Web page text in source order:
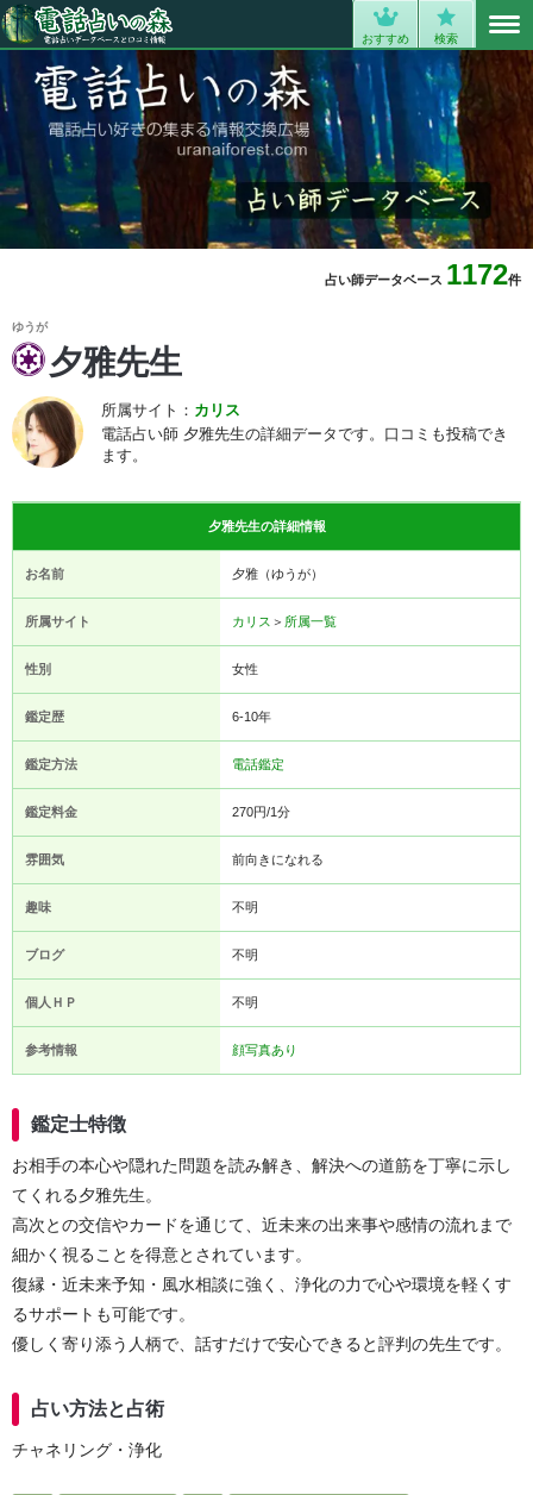
おすすめ 検索
占い師データベース 1172件
ゆうが
夕雅先生
所属サイト： カリス
電話占い師 夕雅先生の詳細データです。口コミも投稿でき
ます。
夕雅先生の詳細情報
お名前 夕雅（ゆうが）
所属サイト カリス ＞ 所属一覧
性別 女性
鑑定歴 6-10年
鑑定方法 電話鑑定
鑑定料金 270円/1分
雰囲気 前向きになれる
趣味 不明
ブログ 不明
個人ＨＰ 不明
参考情報 顔写真あり
鑑定士特徴
お相手の本心や隠れた問題を読み解き、解決への道筋を丁寧に示し
てくれる夕雅先生。
高次との交信やカードを通じて、近未来の出来事や感情の流れまで
細かく視ることを得意とされています。
復縁・近未来予知・風水相談に強く、浄化の力で心や環境を軽くす
るサポートも可能です。
優しく寄り添う人柄で、話すだけで安心できると評判の先生です。
占い方法と占術
チャネリング・浄化